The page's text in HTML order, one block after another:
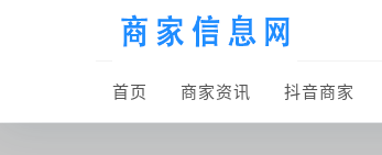
首页 商家资讯 抖音商家